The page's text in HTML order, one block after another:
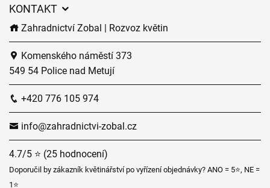
KONTAKT
Zahradnictví Zobal | Rozvoz květin
Komenského náměstí 373
549 54 Police nad Metují
+420 776 105 974
info@zahradnictvi-zobal.cz
4.7/5 ⭐ (25 hodnocení)
Doporučil by zákazník květinářství po vyřízení objednávky? ANO = 5⭐, NE =
1⭐